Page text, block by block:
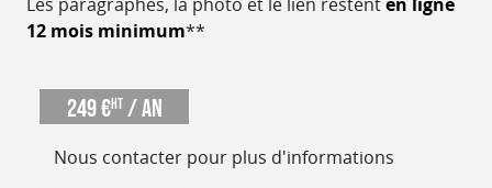
12 mois minimum**
249 €HT/ an
Nous contacter pour plus d'informations